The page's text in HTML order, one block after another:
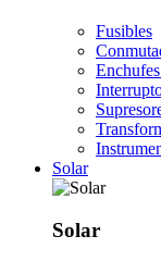
Fusibles
Solar
Solar